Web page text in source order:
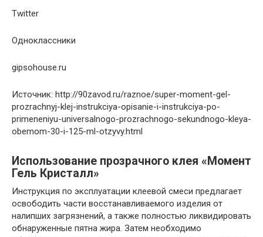
Twitter
Одноклассники
gipsohouse.ru
Источник: http://90zavod.ru/raznoe/super-moment-gel-
prozrachnyj-klej-instrukciya-opisanie-i-instrukciya-po-
primeneniyu-universalnogo-prozrachnogo-sekundnogo-kleya-
obemom-30-i-125-ml-otzyvy.html
Использование прозрачного клея «Момент
Гель Кристалл»
Инструкция по эксплуатации клеевой смеси предлагает
освободить части восстанавливаемого изделия от
налипших загрязнений, а также полностью ликвидировать
обнаруженные пятна жира. Затем необходимо